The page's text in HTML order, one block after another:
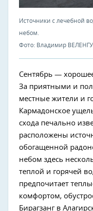
Источники с лечебной
небом.
Фото: Владимир
Сентябрь —
За приятными и
местные жители и
Кармадонское
схода печально
расположены
обогащенной
небом здесь
теплой и горячей
предпочитает
комфортом,
Бирагзанг в